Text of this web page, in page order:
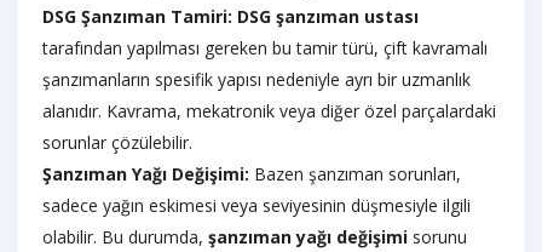
DSG Şanzıman Tamiri: DSG şanzıman ustası
tarafından yapılması gereken bu tamir türü, çift kavramalı
şanzımanların spesifik yapısı nedeniyle ayrı bir uzmanlık
alanıdır. Kavrama, mekatronik veya diğer özel parçalardaki
sorunlar çözülebilir.
Şanzıman Yağı Değişimi: Bazen şanzıman sorunları,
sadece yağın eskimesi veya seviyesinin düşmesiyle ilgili
olabilir. Bu durumda, şanzıman yağı değişimi sorunu